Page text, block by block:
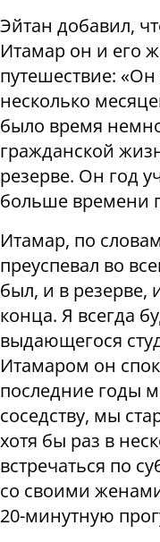
Эйтан добавил,
Итамар он и его
путешествие:
несколько
было время
гражданской
резерве. Он год
больше времени
Итамар, по
преуспевал во
был, и в резерве,
конца. Я всегда
выдающегося
Итамаром он
последние годы
соседству, мы
хотя бы раз в
встречаться по
со своими
20-минутную